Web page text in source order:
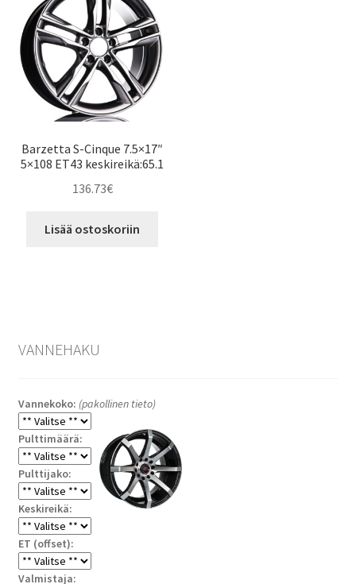
Barzetta S-Cinque 7.5×17″
5×108 ET43 keskireikä:65.1
136.73€
Lisää ostoskoriin
VANNEHAKU
Vannekoko: (pakollinen tieto)
Pulttimäärä:
Pulttijako:
Keskireikä:
ET (offset):
Valmistaja: